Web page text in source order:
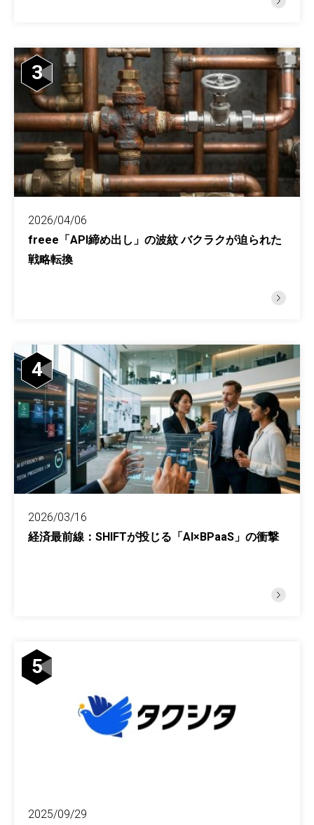
3
2026/04/06
freee「API締め出し」の波紋 バクラクが迫られた
戦略転換
4
2026/03/16
経済最前線：SHIFTが投じる「AI×BPaaS」の衝撃
5
2025/09/29